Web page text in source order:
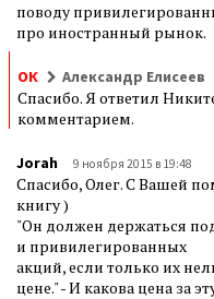
поводу
про иностранный рынок.
ОК Александр Елисеев
Спасибо. Я ответил
комментарием.
Jorah 9 ноября 2015 в 19:48
Спасибо, Олег. С Вашей
книгу )
"Он должен держаться
и привилегированных
акций, если только их
цене." - И какова цена за